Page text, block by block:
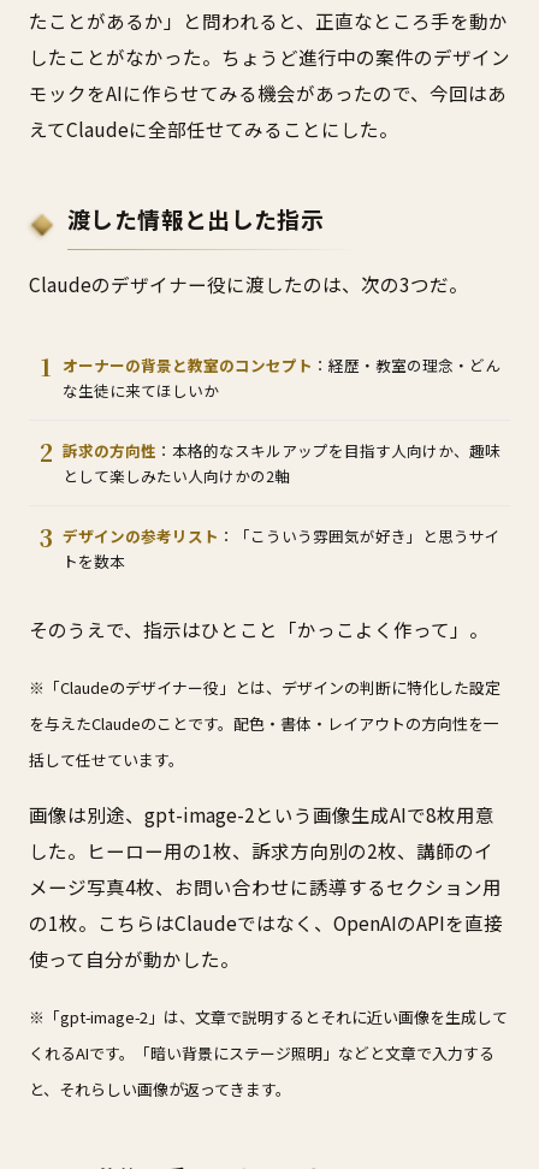
たことがあるか」と問われると、正直なところ手を動か
したことがなかった。ちょうど進行中の案件のデザイン
モックをAIに作らせてみる機会があったので、今回はあ
えてClaudeに全部任せてみることにした。
渡した情報と出した指示
Claudeのデザイナー役に渡したのは、次の3つだ。
オーナーの背景と教室のコンセプト ：経歴・教室の理念・どん
な生徒に来てほしいか
訴求の方向性 ：本格的なスキルアップを目指す人向けか、趣味
として楽しみたい人向けかの2軸
デザインの参考リスト ：「こういう雰囲気が好き」と思うサイ
トを数本
そのうえで、指示はひとこと「かっこよく作って」。
※「Claudeのデザイナー役」とは、デザインの判断に特化した設定
を与えたClaudeのことです。配色・書体・レイアウトの方向性を一
括して任せています。
画像は別途、gpt-image-2という画像生成AIで8枚用意
した。ヒーロー用の1枚、訴求方向別の2枚、講師のイ
メージ写真4枚、お問い合わせに誘導するセクション用
の1枚。こちらはClaudeではなく、OpenAIのAPIを直接
使って自分が動かした。
※「gpt-image-2」は、文章で説明するとそれに近い画像を生成して
くれるAIです。「暗い背景にステージ照明」などと文章で入力する
と、それらしい画像が返ってきます。